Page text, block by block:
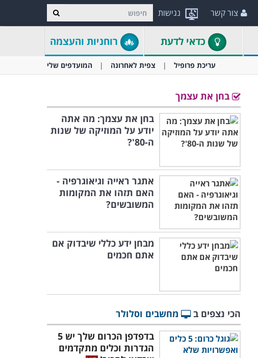
נגישות צור קשר
כדאי לדעת רוחניות והעצמה
עריכת פרופיל צפית לאחרונה המועדפים שלי
בחן את עצמך
בחן את עצמך: מה אתה
יודע על המוזיקה של שנות
ה-80'?
אתגר ראייה וגיאוגרפיה -
האם תזהו את המקומות
המשובשים?
מבחן ידע כללי שיבדוק אם
אתם חכמים
הכי נצפים ב
מחשבים וסלולר
בדפדפן הכרום שלך יש 5
הגדרות וכלים מתקדמים